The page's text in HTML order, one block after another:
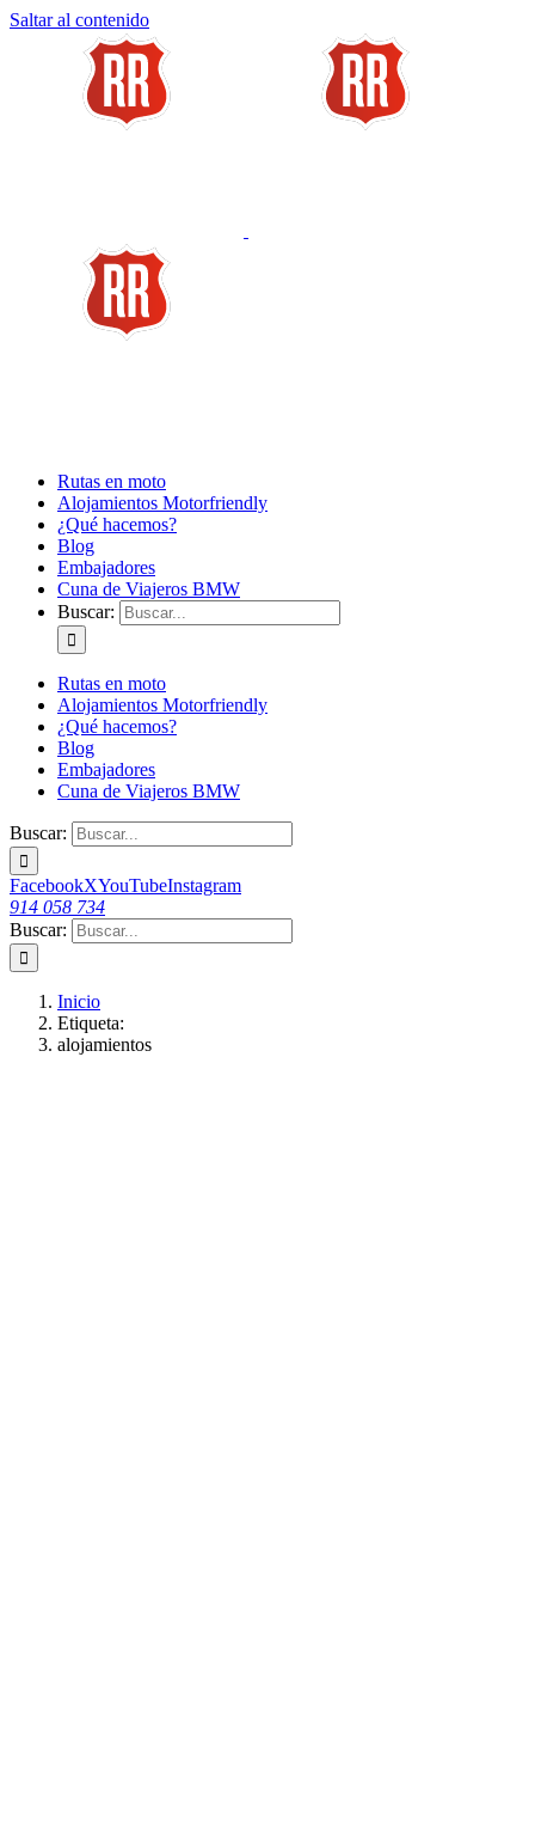
Saltar al contenido
Rutas en moto
Alojamientos Motorfriendly
¿Qué hacemos?
Blog
Embajadores
Cuna de Viajeros BMW
Buscar:
Rutas en moto
Alojamientos Motorfriendly
¿Qué hacemos?
Blog
Embajadores
Cuna de Viajeros BMW
Buscar:
FacebookXYouTubeInstagram
914 058 734
Buscar:
Inicio
Etiqueta:
alojamientos